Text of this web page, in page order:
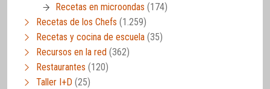
Recetas en microondas (174)
Recetas de los Chefs (1.259)
Recetas y cocina de escuela (35)
Recursos en la red (362)
Restaurantes (120)
Taller I+D (25)